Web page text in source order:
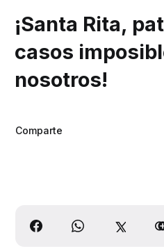
¡Santa Rita,
casos
nosotros!
Comparte